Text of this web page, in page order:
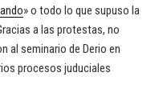
» o todo lo que supuso la
a las protestas, no
al seminario de Derio en
procesos juduciales